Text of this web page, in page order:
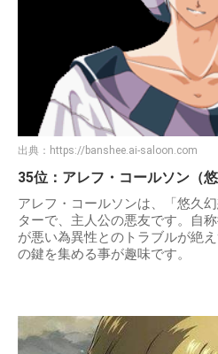
出典： https://banshee.ai-saloon.com
35位：アレフ・コールソン（悠
アレフ・コールソンは、「悠久
ターで、主人公の悪友です。自
が悪い為異性とのトラブルが絶
の鍵を集める事が趣味です。